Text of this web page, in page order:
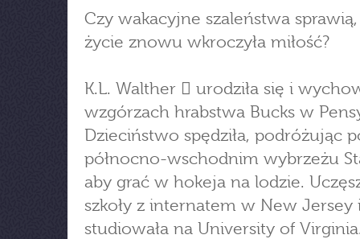
Czy wakacyjne szaleństwa
życie znowu wkroczyła miłość?
K.L. Walther  urodziła się i
wzgórzach hrabstwa Bucks w
Dzieciństwo spędziła, podróżując
północno-wschodnim wybrzeżu
aby grać w hokeja na lodzie.
szkoły z internatem w New Jersey
studiowała na University of